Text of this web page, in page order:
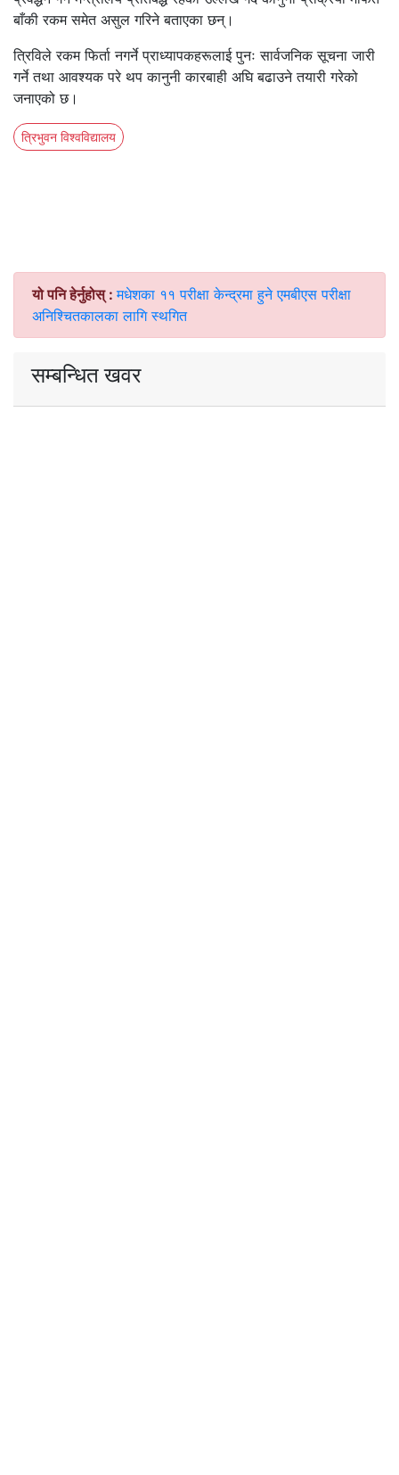
बाँकी रकम समेत असुल गरिने बताएका छन्।
त्रिविले रकम फिर्ता नगर्ने प्राध्यापकहरूलाई पुनः सार्वजनिक सूचना जारी
गर्ने तथा आवश्यक परे थप कानुनी कारबाही अघि बढाउने तयारी गरेको
जनाएको छ।
त्रिभुवन विश्वविद्यालय
यो पनि हेर्नुहोस् :मधेशका ११ परीक्षा केन्द्रमा हुने एमबीएस परीक्षा
अनिश्चितकालका लागि स्थगित
सम्बन्धित खवर